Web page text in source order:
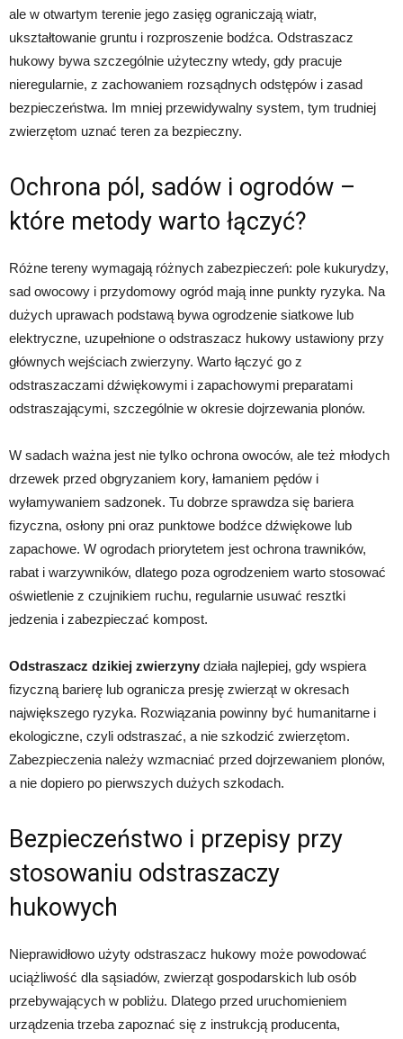
ale w otwartym terenie jego zasięg ograniczają wiatr,
ukształtowanie gruntu i rozproszenie bodźca. Odstraszacz
hukowy bywa szczególnie użyteczny wtedy, gdy pracuje
nieregularnie, z zachowaniem rozsądnych odstępów i zasad
bezpieczeństwa. Im mniej przewidywalny system, tym trudniej
zwierzętom uznać teren za bezpieczny.
Ochrona pól, sadów i ogrodów –
które metody warto łączyć?
Różne tereny wymagają różnych zabezpieczeń: pole kukurydzy,
sad owocowy i przydomowy ogród mają inne punkty ryzyka. Na
dużych uprawach podstawą bywa ogrodzenie siatkowe lub
elektryczne, uzupełnione o odstraszacz hukowy ustawiony przy
głównych wejściach zwierzyny. Warto łączyć go z
odstraszaczami dźwiękowymi i zapachowymi preparatami
odstraszającymi, szczególnie w okresie dojrzewania plonów.
W sadach ważna jest nie tylko ochrona owoców, ale też młodych
drzewek przed obgryzaniem kory, łamaniem pędów i
wyłamywaniem sadzonek. Tu dobrze sprawdza się bariera
fizyczna, osłony pni oraz punktowe bodźce dźwiękowe lub
zapachowe. W ogrodach priorytetem jest ochrona trawników,
rabat i warzywników, dlatego poza ogrodzeniem warto stosować
oświetlenie z czujnikiem ruchu, regularnie usuwać resztki
jedzenia i zabezpieczać kompost.
Odstraszacz dzikiej zwierzyny działa najlepiej, gdy wspiera
fizyczną barierę lub ogranicza presję zwierząt w okresach
największego ryzyka. Rozwiązania powinny być humanitarne i
ekologiczne, czyli odstraszać, a nie szkodzić zwierzętom.
Zabezpieczenia należy wzmacniać przed dojrzewaniem plonów,
a nie dopiero po pierwszych dużych szkodach.
Bezpieczeństwo i przepisy przy
stosowaniu odstraszaczy
hukowych
Nieprawidłowo użyty odstraszacz hukowy może powodować
uciążliwość dla sąsiadów, zwierząt gospodarskich lub osób
przebywających w pobliżu. Dlatego przed uruchomieniem
urządzenia trzeba zapoznać się z instrukcją producenta,